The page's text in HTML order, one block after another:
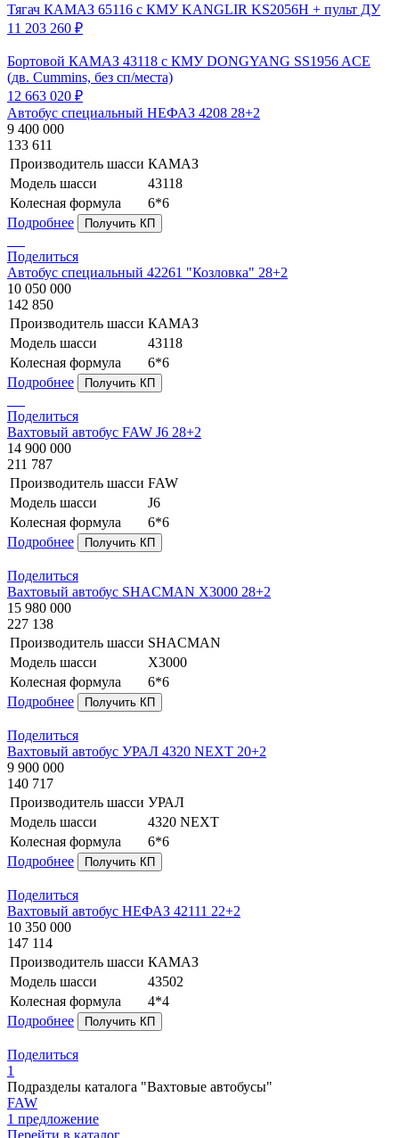
Тягач КАМАЗ 65116 с КМУ KANGLIR KS2056H + пульт ДУ
11 203 260 ₽
Бортовой КАМАЗ 43118 с КМУ DONGYANG SS1956 ACE
(дв. Cummins, без сп/места)
12 663 020 ₽
Автобус специальный НЕФАЗ 4208 28+2
9 400 000
133 611
Производитель шасси КАМАЗ
Модель шасси
43118
Колесная формула
6*6
Подробнее
Получить КП
Поделиться
Автобус специальный 42261 "Козловка" 28+2
10 050 000
142 850
Производитель шасси КАМАЗ
Модель шасси
43118
Колесная формула
6*6
Подробнее
Получить КП
Поделиться
Вахтовый автобус FAW J6 28+2
14 900 000
211 787
Производитель шасси FAW
Модель шасси
J6
Колесная формула
6*6
Подробнее
Получить КП
Поделиться
Вахтовый автобус SHACMAN X3000 28+2
15 980 000
227 138
Производитель шасси SHACMAN
Модель шасси
X3000
Колесная формула
6*6
Подробнее
Получить КП
Поделиться
Вахтовый автобус УРАЛ 4320 NEXT 20+2
9 900 000
140 717
Производитель шасси УРАЛ
Модель шасси
4320 NEXT
Колесная формула
6*6
Подробнее
Получить КП
Поделиться
Вахтовый автобус НЕФАЗ 42111 22+2
10 350 000
147 114
Производитель шасси КАМАЗ
Модель шасси
43502
Колесная формула
4*4
Подробнее
Получить КП
Поделиться
1
Подразделы каталога "Вахтовые автобусы"
FAW
1 предложение
Перейти в каталог